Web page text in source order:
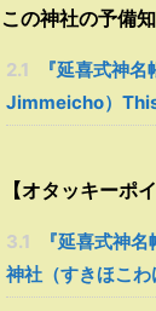
この神社の予
2.1
『延喜式神
Jimmeicho）
【オタッキーポ
3.1
『延喜式神
神社（すきほこ